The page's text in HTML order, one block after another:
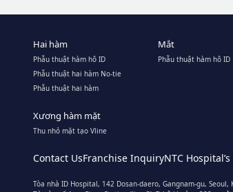
Hai hàm
Phẫu thuật hàm hô ID
Phẫu thuật hai hàm No-tie
Phẫu thuật hai hàm
Mắt
Phẫu thuật hàm hô ID
Xương hàm mặt
Thu nhỏ mặt tạo Vline
Contact UsFranchise InquiryNTC
Tòa nhà ID Hospital, 142 Dosan-daero, Gangnam-gu, Seoul,